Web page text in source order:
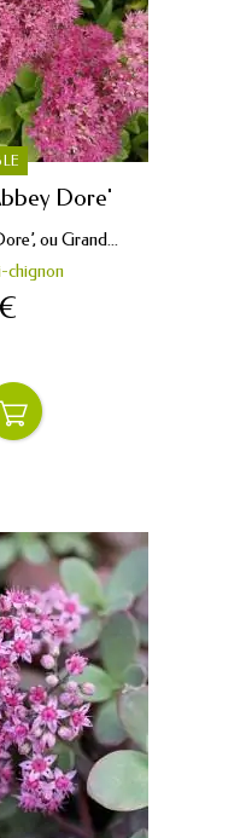
Dore'
ou Grand...
chignon